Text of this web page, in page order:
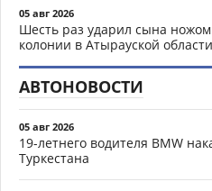
05 авг 2026
Шесть раз ударил сына
колонии в Атырауской области
АВТОНОВОСТИ
05 авг 2026
19-летнего водителя BMW
Туркестана